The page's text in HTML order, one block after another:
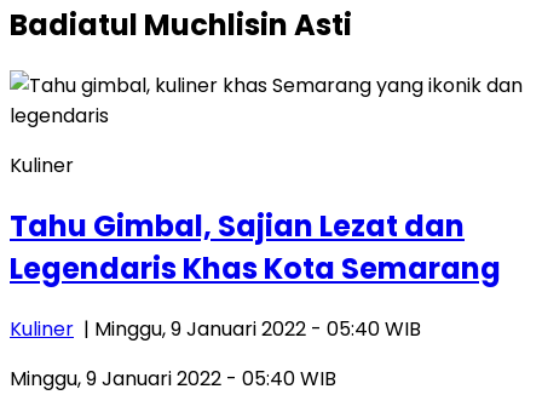
Badiatul Muchlisin Asti
Kuliner
Tahu Gimbal, Sajian Lezat dan
Legendaris Khas Kota Semarang
Kuliner | Minggu, 9 Januari 2022 - 05:40 WIB
Minggu, 9 Januari 2022 - 05:40 WIB